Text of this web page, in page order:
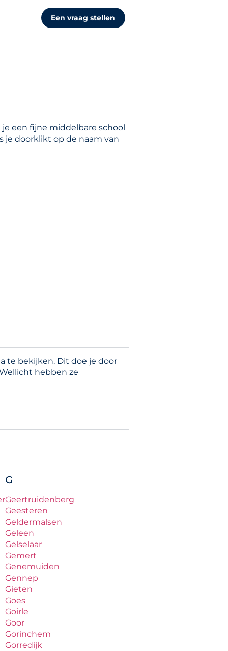
Een vraag stellen
een fijne middelbare school
je doorklikt op de naam van
te bekijken. Dit doe je door
hebben ze
G
Geertruidenberg
Geesteren
Geldermalsen
Geleen
Gelselaar
Gemert
Genemuiden
Gennep
Gieten
Goes
Goirle
Goor
Gorinchem
Gorredijk